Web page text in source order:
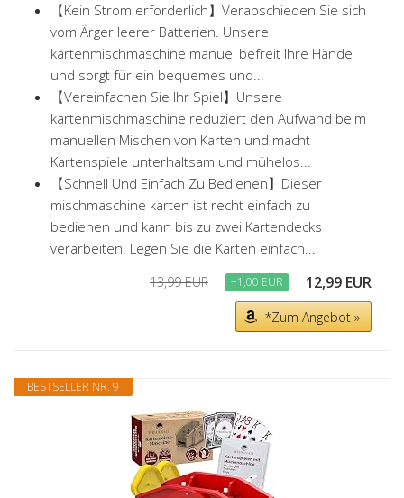
【Kein Strom erforderlich】Verabschieden Sie sich
vom Ärger leerer Batterien. Unsere
kartenmischmaschine manuel befreit Ihre Hände
und sorgt für ein bequemes und...
【Vereinfachen Sie Ihr Spiel】Unsere
kartenmischmaschine reduziert den Aufwand beim
manuellen Mischen von Karten und macht
Kartenspiele unterhaltsam und mühelos...
【Schnell Und Einfach Zu Bedienen】Dieser
mischmaschine karten ist recht einfach zu
bedienen und kann bis zu zwei Kartendecks
verarbeiten. Legen Sie die Karten einfach...
13,99 EUR −1,00 EUR 12,99 EUR
*Zum Angebot »
BESTSELLER NR. 9